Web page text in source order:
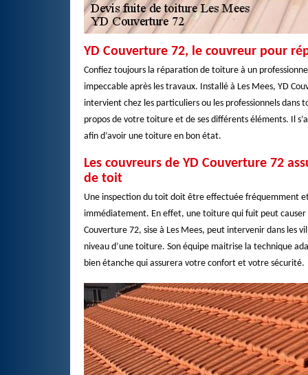
YD Couverture 72, le couvreur pour
Confiez toujours la réparation de toiture à un
impeccable après les travaux. Installé à Les Mees, YD
intervient chez les particuliers ou les professionnels dans
propos de votre toiture et de ses différents éléments. Il
afin d’avoir une toiture en bon état.
Les couvreurs de YD Couverture 72
de toit
Une inspection du toit doit être effectuée fréquemment
immédiatement. En effet, une toiture qui fuit peut
Couverture 72, sise à Les Mees, peut intervenir dans les
niveau d’une toiture. Son équipe maitrise la technique
bien étanche qui assurera votre confort et votre sécurité.